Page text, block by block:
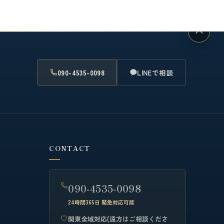
090-4535-0098 LINEで相談
CONTACT
090-4535-0098
24時間365日 緊急対応可能
関東全域対応(遠方はご相談くださ